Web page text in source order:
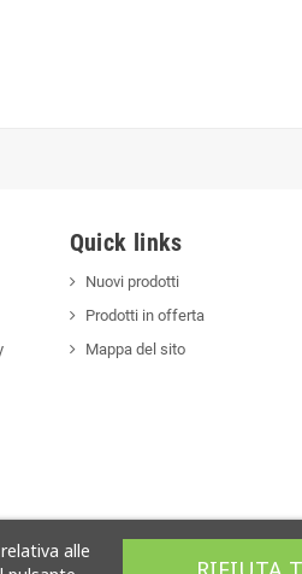
Quick links
Nuovi prodotti
Prodotti in offerta
Mappa del sito
alle